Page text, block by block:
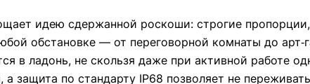
идею сдержанной роскоши: строгие
обстановке — от переговорной комнаты до
в ладонь, не скользя даже при активной работе
защита по стандарту IP68 позволяет не